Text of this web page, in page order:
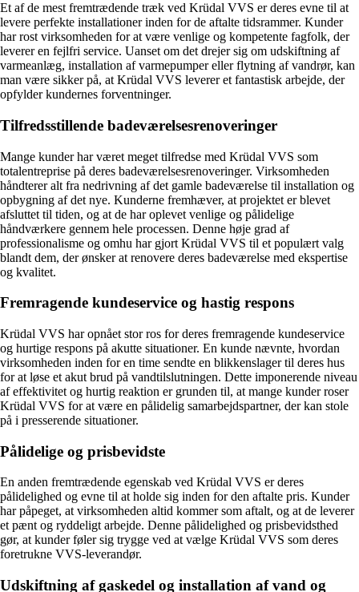
Et af de mest fremtrædende træk ved Krüdal VVS er deres evne til at
levere perfekte installationer inden for de aftalte tidsrammer. Kunder
har rost virksomheden for at være venlige og kompetente fagfolk, der
leverer en fejlfri service. Uanset om det drejer sig om udskiftning af
varmeanlæg, installation af varmepumper eller flytning af vandrør, kan
man være sikker på, at Krüdal VVS leverer et fantastisk arbejde, der
opfylder kundernes forventninger.
Tilfredsstillende badeværelsesrenoveringer
Mange kunder har været meget tilfredse med Krüdal VVS som
totalentreprise på deres badeværelsesrenoveringer. Virksomheden
håndterer alt fra nedrivning af det gamle badeværelse til installation og
opbygning af det nye. Kunderne fremhæver, at projektet er blevet
afsluttet til tiden, og at de har oplevet venlige og pålidelige
håndværkere gennem hele processen. Denne høje grad af
professionalisme og omhu har gjort Krüdal VVS til et populært valg
blandt dem, der ønsker at renovere deres badeværelse med ekspertise
og kvalitet.
Fremragende kundeservice og hastig respons
Krüdal VVS har opnået stor ros for deres fremragende kundeservice
og hurtige respons på akutte situationer. En kunde nævnte, hvordan
virksomheden inden for en time sendte en blikkenslager til deres hus
for at løse et akut brud på vandtilslutningen. Dette imponerende niveau
af effektivitet og hurtig reaktion er grunden til, at mange kunder roser
Krüdal VVS ​​for at være en pålidelig samarbejdspartner, der kan stole
på i presserende situationer.
Pålidelige og prisbevidste
En anden fremtrædende egenskab ved Krüdal VVS er deres
pålidelighed og evne til at holde sig inden for den aftalte pris. Kunder
har påpeget, at virksomheden altid kommer som aftalt, og at de leverer
et pænt og ryddeligt arbejde. Denne pålidelighed og prisbevidsthed
gør, at kunder føler sig trygge ved at vælge Krüdal VVS som deres
foretrukne VVS-leverandør.
Udskiftning af gaskedel og installation af vand og